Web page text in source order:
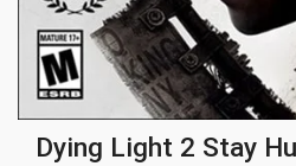
Dying Light 2 Stay